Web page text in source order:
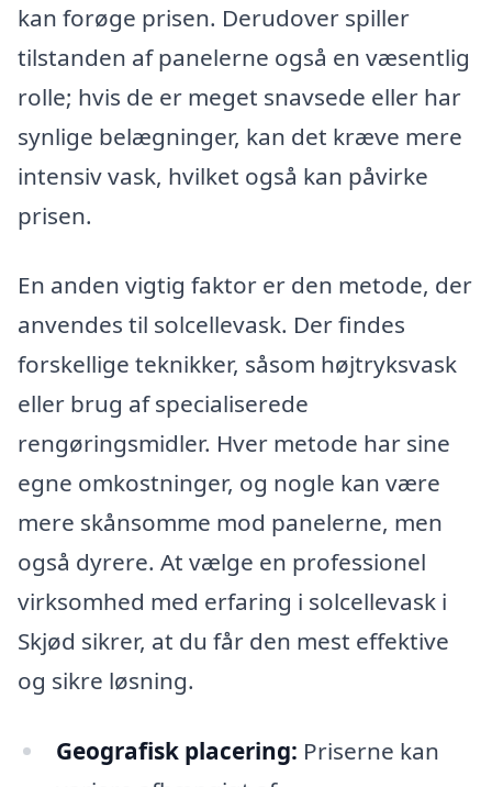
kan forøge prisen. Derudover spiller
tilstanden af panelerne også en væsentlig
rolle; hvis de er meget snavsede eller har
synlige belægninger, kan det kræve mere
intensiv vask, hvilket også kan påvirke
prisen.
En anden vigtig faktor er den metode, der
anvendes til solcellevask. Der findes
forskellige teknikker, såsom højtryksvask
eller brug af specialiserede
rengøringsmidler. Hver metode har sine
egne omkostninger, og nogle kan være
mere skånsomme mod panelerne, men
også dyrere. At vælge en professionel
virksomhed med erfaring i solcellevask i
Skjød sikrer, at du får den mest effektive
og sikre løsning.
Geografisk placering: Priserne kan